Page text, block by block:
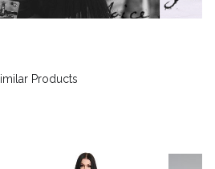
Products